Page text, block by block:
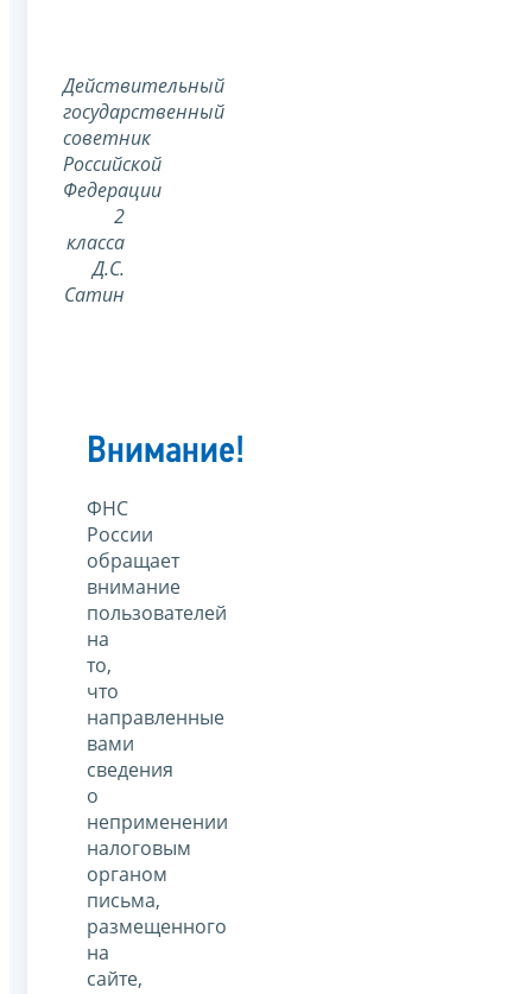
Действительный
государственный
советник
Российской
Федерации
2
класса
Д.С.
Сатин
Внимание!
ФНС
России
обращает
внимание
пользователей
на
то,
что
направленные
вами
сведения
о
неприменении
налоговым
органом
письма,
размещенного
на
сайте,